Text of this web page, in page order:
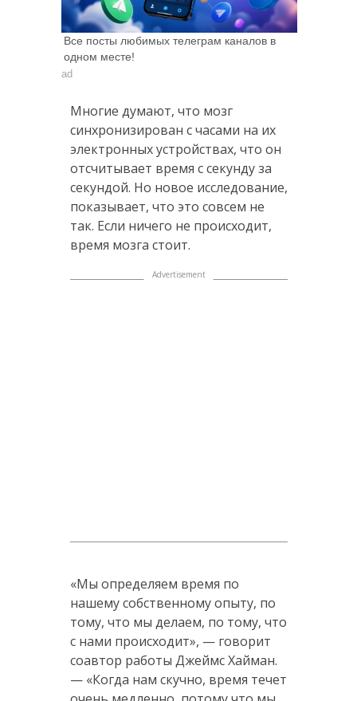
Все посты любимых телеграм каналов в
одном месте!
ad
Многие думают, что мозг
синхронизирован с часами на их
электронных устройствах, что он
отсчитывает время с секунду за
секундой. Но новое исследование,
показывает, что это совсем не
так. Если ничего не происходит,
время мозга стоит.
«Мы определяем время по
нашему собственному опыту, по
тому, что мы делаем, по тому, что
с нами происходит», — говорит
соавтор работы Джеймс Хайман.
— «Когда нам скучно, время течет